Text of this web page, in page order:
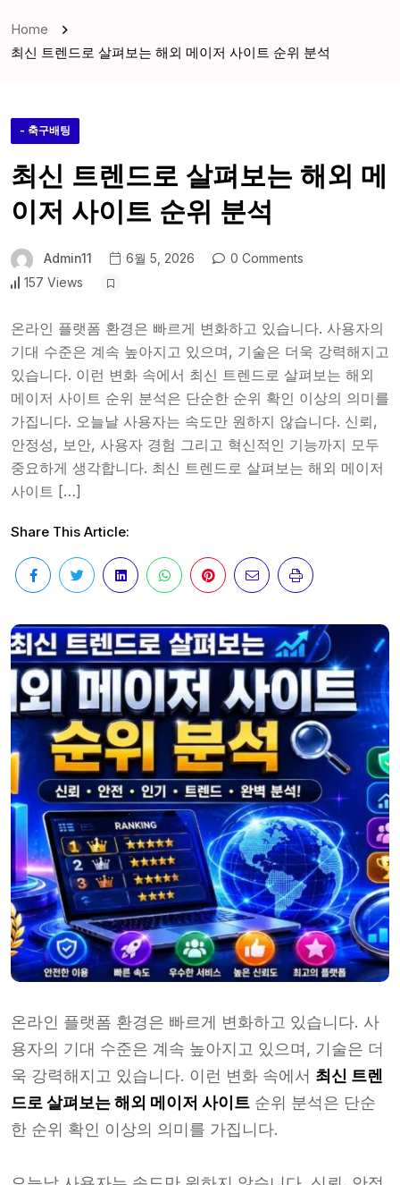
Home
최신 트렌드로 살펴보는 해외 메이저 사이트 순위 분석
- 축구배팅
최신 트렌드로 살펴보는 해외 메
이저 사이트 순위 분석
Admin11 6월 5, 2026
0 Comments
157 Views
온라인 플랫폼 환경은 빠르게 변화하고 있습니다. 사용자의
기대 수준은 계속 높아지고 있으며, 기술은 더욱 강력해지고
있습니다. 이런 변화 속에서 최신 트렌드로 살펴보는 해외
메이저 사이트 순위 분석은 단순한 순위 확인 이상의 의미를
가집니다. 오늘날 사용자는 속도만 원하지 않습니다. 신뢰,
안정성, 보안, 사용자 경험 그리고 혁신적인 기능까지 모두
중요하게 생각합니다. 최신 트렌드로 살펴보는 해외 메이저
사이트 […]
Share This Article:
온라인 플랫폼 환경은 빠르게 변화하고 있습니다. 사
용자의 기대 수준은 계속 높아지고 있으며, 기술은 더
욱 강력해지고 있습니다. 이런 변화 속에서 최신 트렌
드로 살펴보는해외 메이저 사이트 순위 분석은 단순
한 순위 확인 이상의 의미를 가집니다.